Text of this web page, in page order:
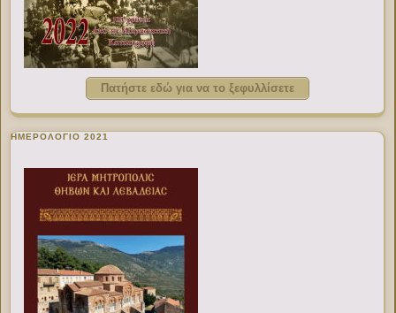
Πατήστε εδώ για να το ξεφυλλίσετε
ΗΜΕΡΟΛΟΓΙΟ 2021